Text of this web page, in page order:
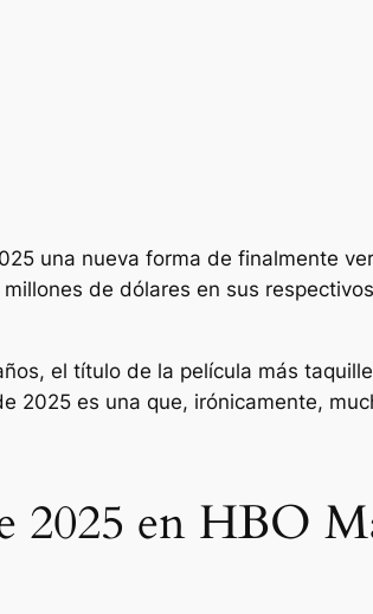
una nueva forma de finalmente
de dólares en sus
el título de la película más
2025 es una que, irónicamente,
2025 en HBO